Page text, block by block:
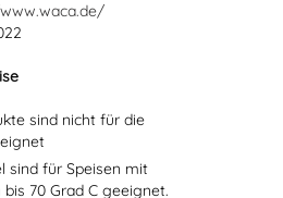
sind nicht für die
sind für Speisen mit
70 Grad C geeignet.